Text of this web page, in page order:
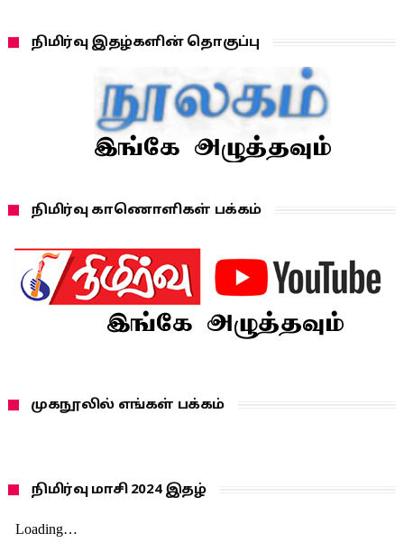
நிமிர்வு இதழ்களின் தொகுப்பு
நிமிர்வு காணொளிகள் பக்கம்
முகநூலில் எங்கள் பக்கம்
நிமிர்வு மாசி 2024 இதழ்